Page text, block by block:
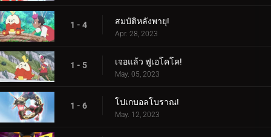
1 - 4 สมบัติหลังพายุ!
Apr. 28, 2023
1 - 5 เจอแล้ว ฟูเอโคโค!
May. 05, 2023
1 - 6 โปเกบอลโบราณ!
May. 12, 2023